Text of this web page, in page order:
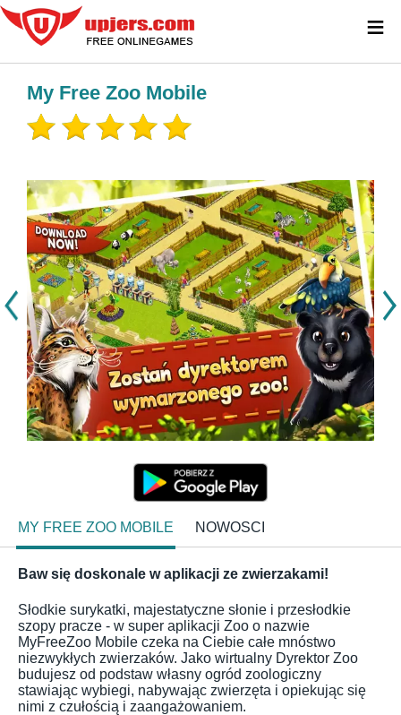
My Free Zoo Mobile
MY FREE ZOO MOBILE NOWOSCI
Baw się doskonale w aplikacji ze zwierzakami!
Słodkie surykatki, majestatyczne słonie i przesłodkie
szopy pracze - w super aplikacji Zoo o nazwie
MyFreeZoo Mobile czeka na Ciebie całe mnóstwo
niezwykłych zwierzaków. Jako wirtualny Dyrektor Zoo
budujesz od podstaw własny ogród zoologiczny
stawiając wybiegi, nabywając zwierzęta i opiekując się
nimi z czułością i zaangażowaniem.
≡